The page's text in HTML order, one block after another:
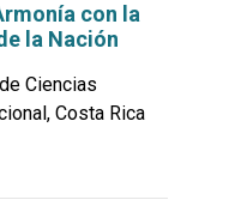
con la
la Nación
Ciencias
Costa Rica